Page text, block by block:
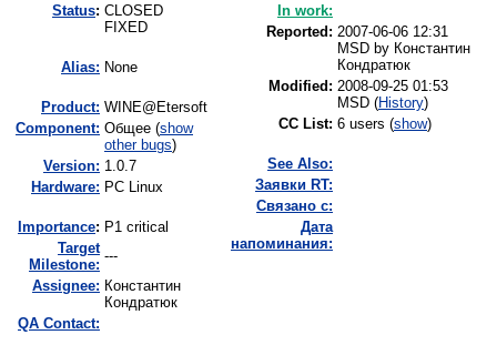
Status: CLOSED
FIXED
Alias: None
Product: WINE@Etersoft
Component: Общее (show
other bugs)
Version: 1.0.7
Hardware: PC Linux
mportance: P1 critical
Target
Milestone:
---
Assignee: Константин
Кондратюк
QA Contact:
In work:
Reported: 2007-06-06 12:31
MSD by Константин
Кондратюк
Modified: 2008-09-25 01:53
MSD (History)
CC List: 6 users (show)
See Also:
Заявки RT:
Связано с:
Дата
напоминания: